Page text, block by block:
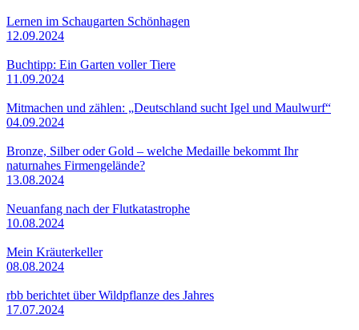
Lernen im Schaugarten Schönhagen
12.09.2024
Buchtipp: Ein Garten voller Tiere
11.09.2024
Mitmachen und zählen: „Deutschland sucht Igel und Maulwurf“
04.09.2024
Bronze, Silber oder Gold – welche Medaille bekommt Ihr
naturnahes Firmengelände?
13.08.2024
Neuanfang nach der Flutkatastrophe
10.08.2024
Mein Kräuterkeller
08.08.2024
rbb berichtet über Wildpflanze des Jahres
17.07.2024